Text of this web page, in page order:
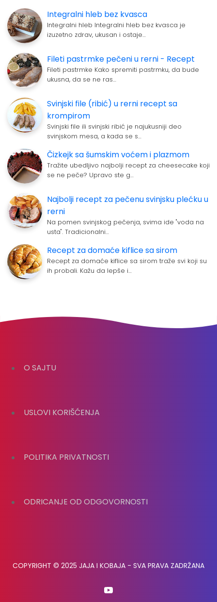
Integralni hleb bez kvasca
Integralni hleb Integralni hleb bez kvasca je
izuzetno zdrav, ukusan i ostaje…
Fileti pastrmke pečeni u rerni - Recept
Fileti pastrmke Kako spremiti pastrmku, da bude
ukusna, da se ne ras…
Svinjski file (ribić) u rerni recept sa
krompirom
Svinjski file ili svinjski ribić je najukusniji deo
svinjskom mesa, a kada se s…
Čizkejk sa šumskim voćem i plazmom
Tražite ubedljivo najbolji recept za cheesecake koji
se ne peče? Upravo ste g…
Najbolji recept za pečenu svinjsku plećku u
rerni
Na pomen svinjskog pečenja, svima ide "voda na
usta". Tradicionalni…
Recept za domaće kiflice sa sirom
Recept za domaće kiflice sa sirom traže svi koji su
ih probali. Kažu da lepše i…
O SAJTU
USLOVI KORIŠĆENJA
POLITIKA PRIVATNOSTI
ODRICANJE OD ODGOVORNOSTI
COPYRIGHT © 2025 JAJA I KOBAJA - SVA PRAVA ZADRŽANA